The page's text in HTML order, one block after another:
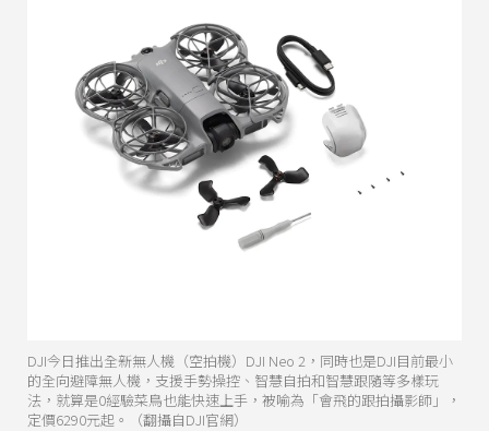
DJI今日推出全新無人機（空拍機）DJI Neo 2，同時也是DJI目前最小
的全向避障無人機，支援手勢操控、智慧自拍和智慧跟隨等多樣玩
法，就算是0經驗菜鳥也能快速上手，被喻為「會飛的跟拍攝影師」，
定價6290元起。（翻攝自DJI官網）